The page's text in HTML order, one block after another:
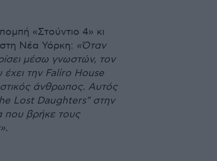
«Στούντιο 4» κι
Νέα Υόρκη: «Όταν
μέσω γνωστών, τον
την Faliro House
άνθρωπος. Αυτός
Lost Daughters" στην
που βρήκε τους